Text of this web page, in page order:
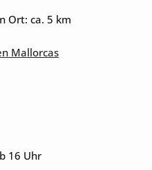
Ort: ca. 5 km
Mallorcas
16 Uhr